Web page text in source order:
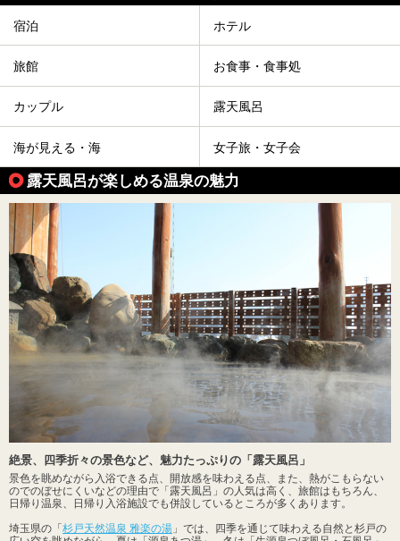
宿泊 ホテル
旅館 お食事・食事処
カップル 露天風呂
海が見える・海 女子旅・女子会
露天風呂が楽しめる温泉の魅力
絶景、四季折々の景色など、魅力たっぷりの「露天風呂」
景色を眺めながら入浴できる点、開放感を味わえる点、また、熱がこもらない
のでのぼせにくいなどの理由で「露天風呂」の人気は高く、旅館はもちろん、
日帰り温泉、日帰り入浴施設でも併設しているところが多くあります。
埼玉県の「杉戸天然温泉 雅楽の湯 」では、四季を通じて味わえる自然と杉戸の